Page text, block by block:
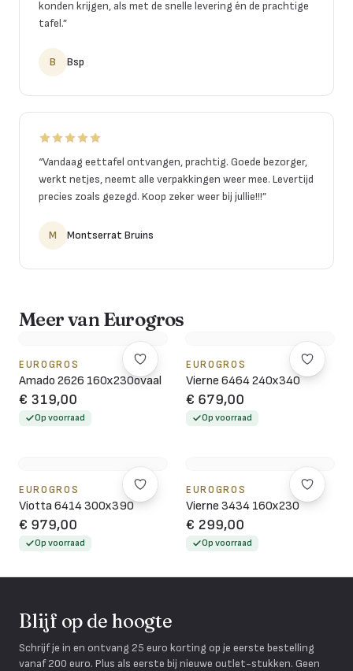
konden krijgen, als met de snelle levering én de prachtige
tafel.”
B Bsp
“Vandaag eettafel ontvangen, prachtig. Goede bezorger,
werkt netjes, neemt alle verpakkingen weer mee. Levertijd
precies zoals gezegd. Koop zeker weer bij jullie!!!”
M Montserrat Bruins
Meer van Eurogros
EUROGROS
Amado 2626 160x230ovaal
€ 319,00
Op voorraad
EUROGROS
Vierne 6464 240x340
€ 679,00
Op voorraad
EUROGROS
Viotta 6414 300x390
€ 979,00
Op voorraad
EUROGROS
Vierne 3434 160x230
€ 299,00
Op voorraad
Blijf op de hoogte
Schrijf je in en ontvang 25 euro korting op je eerste bestelling
vanaf 200 euro. Plus als eerste bij nieuwe outlet-stukken. Geen